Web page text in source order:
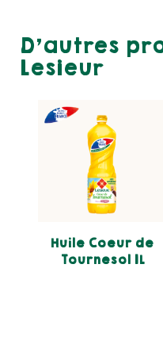
D’autres
Lesieur
Huile Coeur de
Tournesol 1L